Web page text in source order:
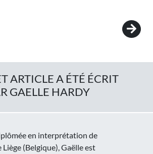
ARTICLE A ÉTÉ ÉCRIT
GAELLE HARDY
en interprétation de
(Belgique), Gaëlle est